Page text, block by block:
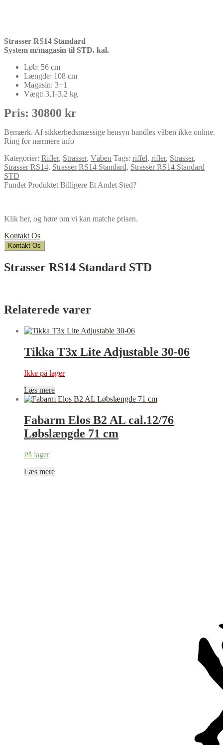
Strasser RS14 Standard
System m/magasin til STD. kal.
Løb: 56 cm
Længde: 108 cm
Magasin: 3+1
Vægt: 3,1-3,2 kg
Pris: 30800 kr
Bemærk. Af sikkerhedsmæssige hensyn handles våben ikke online.
Ring for nærmere info
Kategorier: Rifler, Strasser, Våben Tags: riffel, rifler, Strasser,
Strasser RS14, Strasser RS14 Standard, Strasser RS14 Standard
STD
Fundet Produktet Billigere Et Andet Sted?
Klik her, og høre om vi kan matche prisen.
Kontakt Os
Kontakt Os
Strasser RS14 Standard STD
Relaterede varer
Tikka T3x Lite Adjustable 30-06
Ikke på lager
Læs mere
Fabarm Elos B2 AL cal.12/76
Løbslængde 71 cm
På lager
Læs mere